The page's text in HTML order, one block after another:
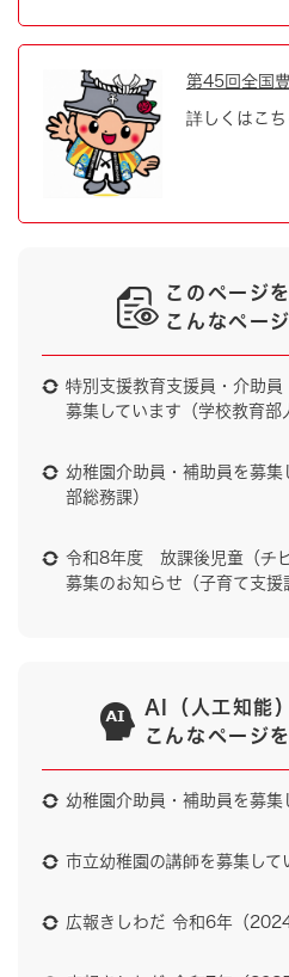
第45回全国
詳しくはこち
このページ
こんなペー
特別支援教育支援員・介助員
募集しています（学校教育部
幼稚園介助員・補助員を募
部総務課）
令和8年度 放課後児童（チ
募集のお知らせ（子育て支援
AI（人工知能
こんなページ
幼稚園介助員・補助員を募集
市立幼稚園の講師を募集して
広報きしわだ 令和6年（